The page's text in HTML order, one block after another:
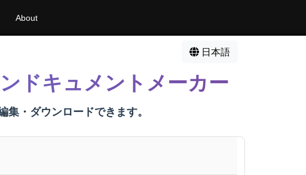
About
日本語
ドキュメントメーカー
・ダウンロードできます。